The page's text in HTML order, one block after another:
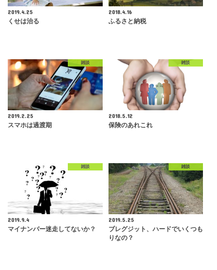
2019.4.25
くせは治る
2018.4.16
ふるさと納税
雑談
2019.2.25
スマホは過渡期
雑談
2018.5.12
保険のあれこれ
雑談
2019.9.4
マイナンバー迷走してないか？
雑談
2019.5.25
ブレグジット、ハードでいくつも
りなの？